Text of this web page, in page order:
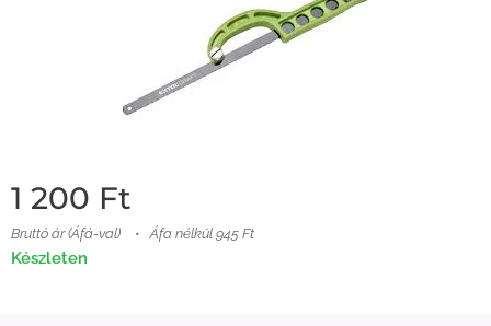
1 200 Ft
Bruttó ár (Áfá-val) Áfa nélkül 945 Ft
Készleten